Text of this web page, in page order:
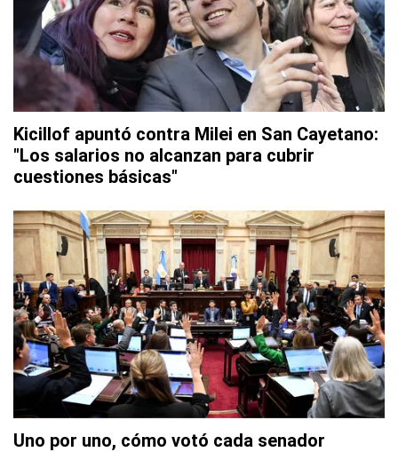
Kicillof apuntó contra Milei en San Cayetano:
"Los salarios no alcanzan para cubrir
cuestiones básicas"
Uno por uno, cómo votó cada senador